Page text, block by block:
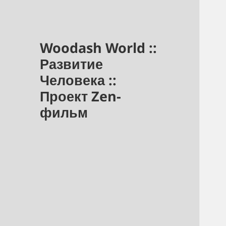
Woodash World ::
Развитие
Человека ::
Проект Zen-
фильм